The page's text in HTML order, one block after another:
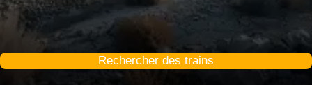
Rechercher des trains